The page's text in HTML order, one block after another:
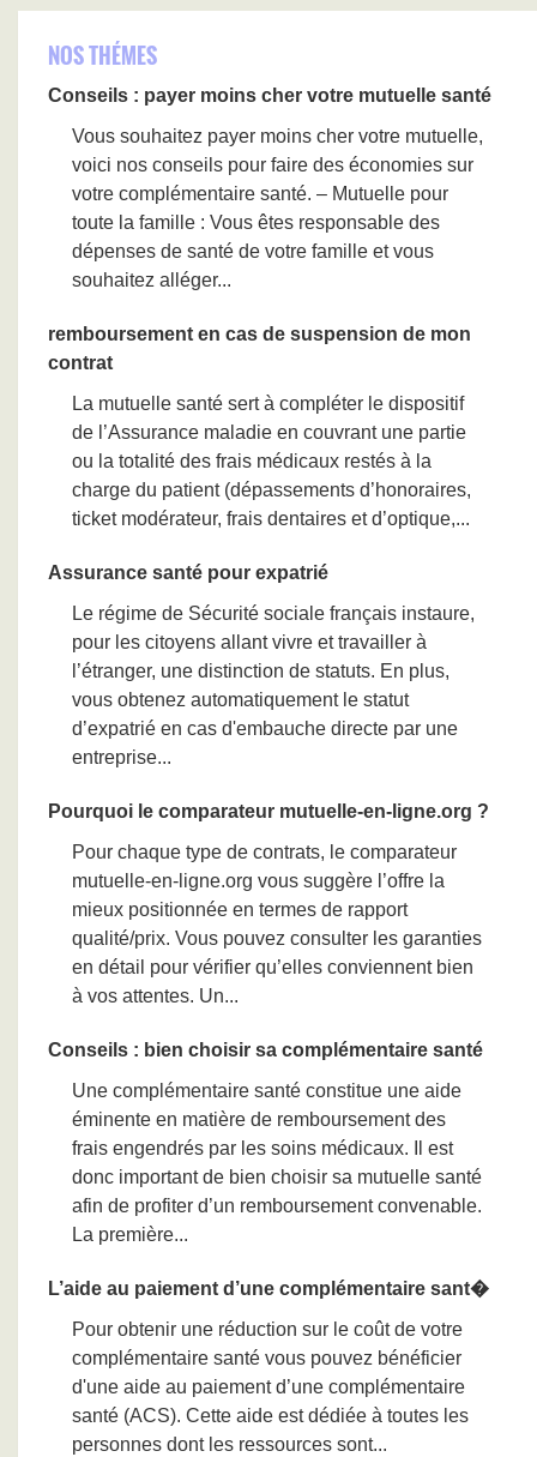
NOS THÉMES
Conseils : payer moins cher votre mutuelle santé
Vous souhaitez payer moins cher votre mutuelle,
voici nos conseils pour faire des économies sur
votre complémentaire santé. – Mutuelle pour
toute la famille : Vous êtes responsable des
dépenses de santé de votre famille et vous
souhaitez alléger...
remboursement en cas de suspension de mon
contrat
La mutuelle santé sert à compléter le dispositif
de l’Assurance maladie en couvrant une partie
ou la totalité des frais médicaux restés à la
charge du patient (dépassements d’honoraires,
ticket modérateur, frais dentaires et d’optique,...
Assurance santé pour expatrié
Le régime de Sécurité sociale français instaure,
pour les citoyens allant vivre et travailler à
l’étranger, une distinction de statuts. En plus,
vous obtenez automatiquement le statut
d’expatrié en cas d'embauche directe par une
entreprise...
Pourquoi le comparateur mutuelle-en-ligne.org ?
Pour chaque type de contrats, le comparateur
mutuelle-en-ligne.org vous suggère l’offre la
mieux positionnée en termes de rapport
qualité/prix. Vous pouvez consulter les garanties
en détail pour vérifier qu’elles conviennent bien
à vos attentes. Un...
Conseils : bien choisir sa complémentaire santé
Une complémentaire santé constitue une aide
éminente en matière de remboursement des
frais engendrés par les soins médicaux. Il est
donc important de bien choisir sa mutuelle santé
afin de profiter d’un remboursement convenable.
La première...
L’aide au paiement d’une complémentaire sant�
Pour obtenir une réduction sur le coût de votre
complémentaire santé vous pouvez bénéficier
d'une aide au paiement d’une complémentaire
santé (ACS). Cette aide est dédiée à toutes les
personnes dont les ressources sont...